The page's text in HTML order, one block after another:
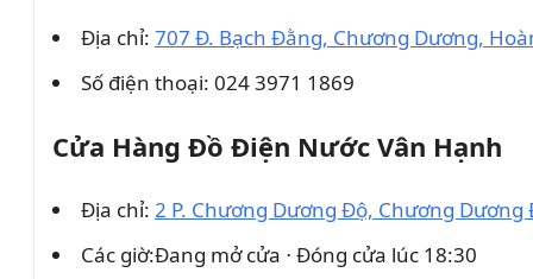
Địa chỉ: 707 Đ. Bạch Đằng, Chương Dương,
Số điện thoại: 024 3971 1869
Cửa Hàng Đồ Điện Nước Vân Hạnh
Địa chỉ: 2 P. Chương Dương Độ, Chương
Các giờ:Đang mở cửa ⋅ Đóng cửa lúc 18:30